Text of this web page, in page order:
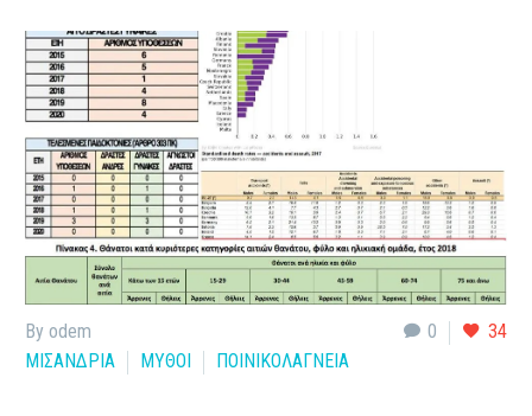
0 34
By odem
ΜΙΣΑΝΔΡΙΑ
ΜΥΘΟΙ ΠΟΙΝΙΚΟΛΑΓΝΕΙΑ